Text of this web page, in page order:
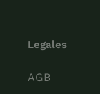
Legales
AGB